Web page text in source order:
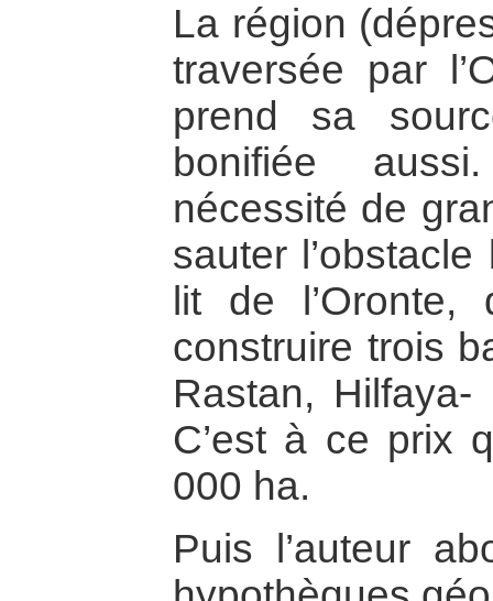
La région
traversée par
prend sa
bonifiée
nécessité de
sauter
lit de
construire trois
Rastan,
C’est à ce prix
000 ha.
Puis l’auteur